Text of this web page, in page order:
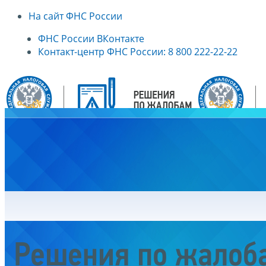
На сайт ФНС России
ФНС России ВКонтакте
Контакт-центр ФНС России: 8 800 222-22-22
Решения по